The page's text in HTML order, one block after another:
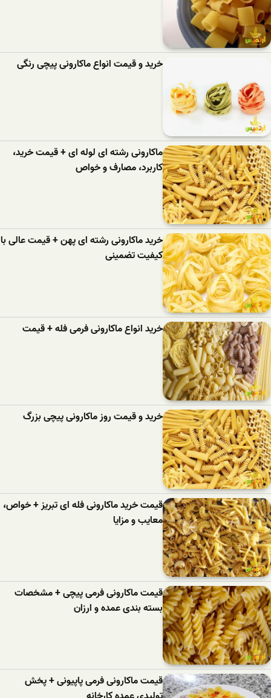
خرید و قیمت انواع ماکارونی پیچی رنگی
ماکارونی رشته ای لوله ای + قیمت خرید،
کاربرد، مصارف و خواص
خرید ماکارونی رشته ای پهن + قیمت عالی با
کیفیت تضمینی
خرید انواع ماکارونی فرمی فله + قیمت
خرید و قیمت روز ماکارونی پیچی بزرگ
قیمت خرید ماکارونی فله ای تبریز + خواص،
معایب و مزایا
قیمت ماکارونی فرمی پیچی + مشخصات
بسته بندی عمده و ارزان
قیمت ماکارونی فرمی پاپیونی + پخش